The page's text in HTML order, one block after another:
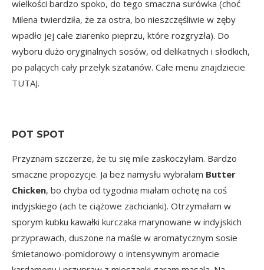
wielkości bardzo spoko, do tego smaczna surówka (choć
Milena twierdziła, że za ostra, bo nieszczęśliwie w zęby
wpadło jej całe ziarenko pieprzu, które rozgryzła). Do
wyboru dużo oryginalnych sosów, od delikatnych i słodkich,
po palących cały przełyk szatanów. Całe menu znajdziecie
TUTAJ.
POT SPOT
Przyznam szczerze, że tu się mile zaskoczyłam. Bardzo
smaczne propozycje. Ja bez namysłu wybrałam Butter
Chicken, bo chyba od tygodnia miałam ochotę na coś
indyjskiego (ach te ciążowe zachcianki). Otrzymałam w
sporym kubku kawałki kurczaka marynowane w indyjskich
przyprawach, duszone na maśle w aromatycznym sosie
śmietanowo-pomidorowy o intensywnym aromacie